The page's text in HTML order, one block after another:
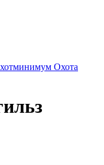
Охота